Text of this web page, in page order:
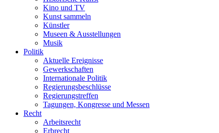
Kino und TV
Kunst sammeln
Künstler
Museen & Ausstellungen
Musik
Politik
Aktuelle Ereignisse
Gewerkschaften
Internationale Politik
Regierungsbeschlüsse
Regierungstreffen
Tagungen, Kongresse und Messen
Recht
Arbeitsrecht
Erbrecht